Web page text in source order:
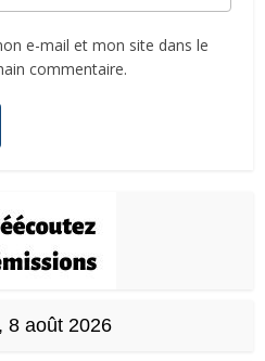
e-mail et mon site dans le
commentaire.
8 août 2026